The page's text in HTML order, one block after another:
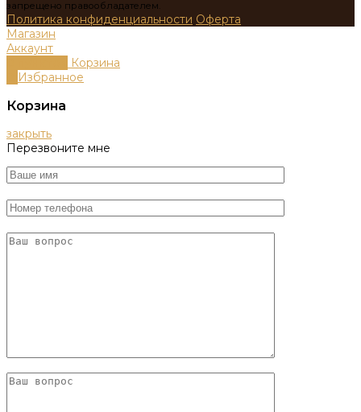
запрещено правообладателем.
Политика конфиденциальности Оферта
Магазин
Аккаунт
Корзина
Избранное
Корзина
закрыть
Перезвоните мне